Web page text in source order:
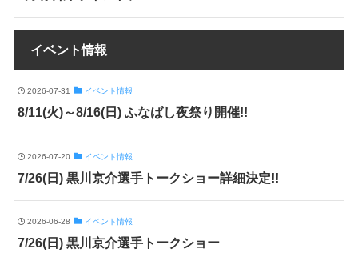
イベント情報
2026-07-31 イベント情報
8/11(火)～8/16(日) ふなばし夜祭り開催!!
2026-07-20 イベント情報
7/26(日) 黒川京介選手トークショー詳細決定!!
2026-06-28 イベント情報
7/26(日) 黒川京介選手トークショー